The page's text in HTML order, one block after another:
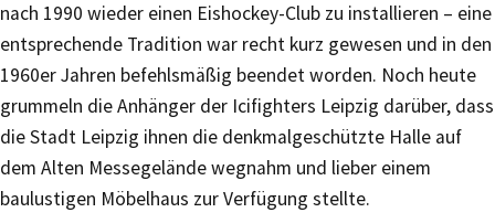
nach 1990 wieder einen Eishockey-Club zu installieren – eine
entsprechende Tradition war recht kurz gewesen und in den
1960er Jahren befehlsmäßig beendet worden. Noch heute
grummeln die Anhänger der Icifighters Leipzig darüber, dass
die Stadt Leipzig ihnen die denkmalgeschützte Halle auf
dem Alten Messegelände wegnahm und lieber einem
baulustigen Möbelhaus zur Verfügung stellte.